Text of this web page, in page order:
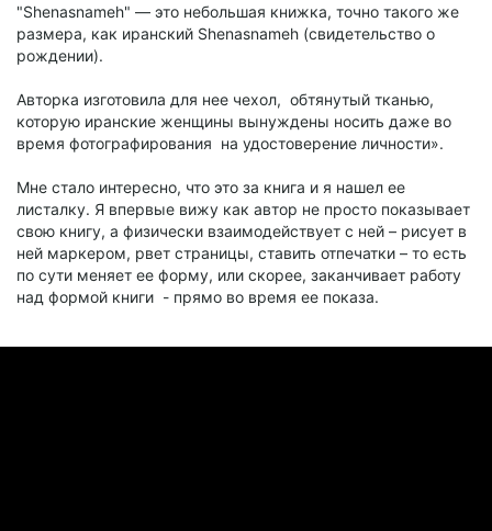
"Shenasnameh" — это небольшая книжка, точно такого же
размера, как иранский Shenasnameh (свидетельство о
рождении).
Авторка изготовила для нее чехол, обтянутый тканью,
которую иранские женщины вынуждены носить даже во
время фотографирования на удостоверение личности».
Мне стало интересно, что это за книга и я нашел ее
листалку. Я впервые вижу как автор не просто показывает
свою книгу, а физически взаимодействует с ней – рисует в
ней маркером, рвет страницы, ставить отпечатки – то есть
по сути меняет ее форму, или скорее, заканчивает работу
над формой книги - прямо во время ее показа.